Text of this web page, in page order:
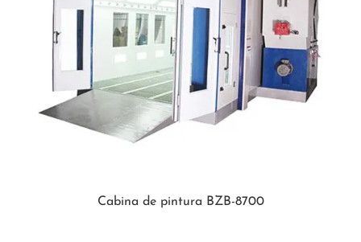
Cabina de pintura BZB-8700